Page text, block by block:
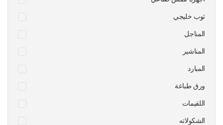
ثوب خليجي
المناجل
المناشير
المبارد
ورق طباعة
اللقيمات
الشكولاته